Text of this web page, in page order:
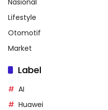
Lifestyle
Otomotif
Market
Label
AI
Huawei